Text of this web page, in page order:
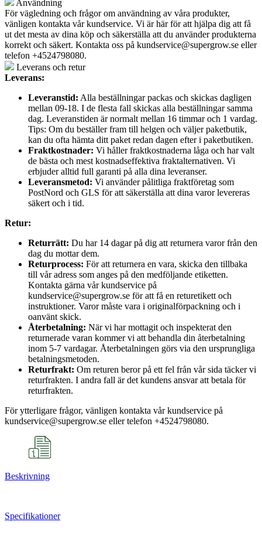
Användning
För vägledning och frågor om användning av våra produkter,
vänligen kontakta vår kundservice. Vi är här för att hjälpa dig att få
ut det mesta av dina köp och säkerställa att du använder produkterna
korrekt och säkert. Kontakta oss på kundservice@supergrow.se eller
telefon +4524798080.
Leverans och retur
Leverans:
Leveranstid: Alla beställningar packas och skickas dagligen
mellan 09-18. I de flesta fall skickas alla beställningar samma
dag. Leveranstiden är normalt mellan 16 timmar och 1 vardag.
Tips: Om du beställer fram till helgen och väljer paketbutik,
kan du ofta hämta ditt paket redan dagen efter i paketbutiken.
Fraktkostnader: Vi håller fraktkostnaderna låga och har valt
de bästa och mest kostnadseffektiva fraktalternativen. Vi
erbjuder alltid full garanti på alla dina leveranser.
Leveransmetod: Vi använder pålitliga fraktföretag som
PostNord och GLS för att säkerställa att dina varor levereras
säkert och i tid.
Retur:
Returrätt: Du har 14 dagar på dig att returnera varor från den
dag du mottar dem.
Returprocess: För att returnera en vara, skicka den tillbaka
till vår adress som anges på den medföljande etiketten.
Kontakta gärna vår kundservice på
kundservice@supergrow.se för att få en returetikett och
instruktioner. Varor måste vara i originalförpackning och i
oanvänt skick.
Återbetalning: När vi har mottagit och inspekterat den
returnerade varan kommer vi att behandla din återbetalning
inom 5-7 vardagar. Återbetalningen görs via den ursprungliga
betalningsmetoden.
Returfrakt: Om returen beror på ett fel från vår sida täcker vi
returfrakten. I andra fall är det kundens ansvar att betala för
returfrakten.
För ytterligare frågor, vänligen kontakta vår kundservice på
kundservice@supergrow.se eller telefon +4524798080.
Beskrivning
Specifikationer